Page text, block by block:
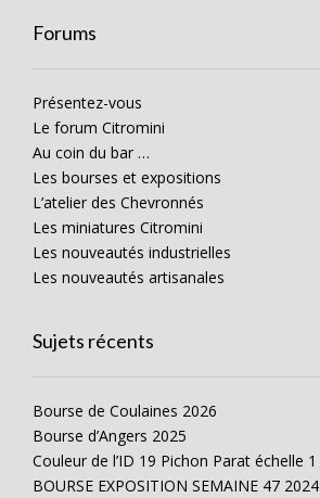
Forums
Présentez-vous
Le forum Citromini
Au coin du bar …
Les bourses et expositions
L’atelier des Chevronnés
Les miniatures Citromini
Les nouveautés industrielles
Les nouveautés artisanales
Sujets récents
Bourse de Coulaines 2026
Bourse d’Angers 2025
Couleur de l’ID 19 Pichon Parat échelle 1
BOURSE EXPOSITION SEMAINE 47 2024